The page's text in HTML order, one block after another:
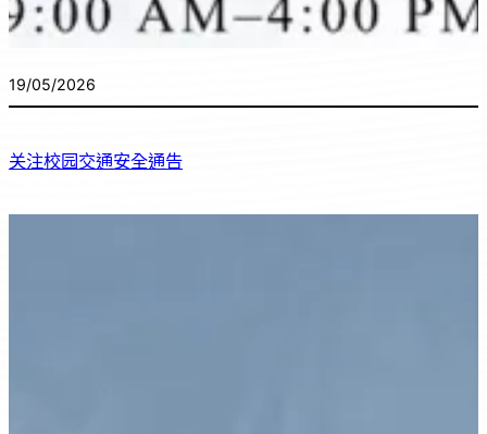
19/05/2026
关注校园交通安全通告